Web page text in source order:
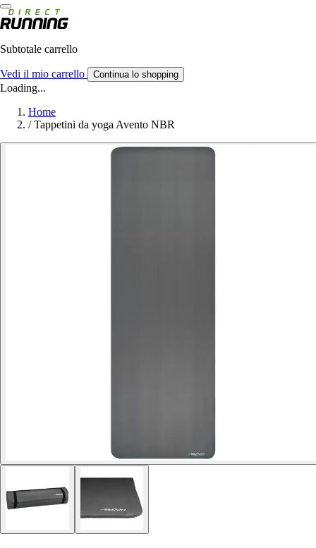
Subtotale carrello
Vedi il mio carrello Continua lo shopping
Loading...
Home
/ Tappetini da yoga Avento NBR